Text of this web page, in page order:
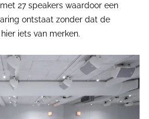
27 speakers waardoor een
ontstaat zonder dat de
iets van merken.